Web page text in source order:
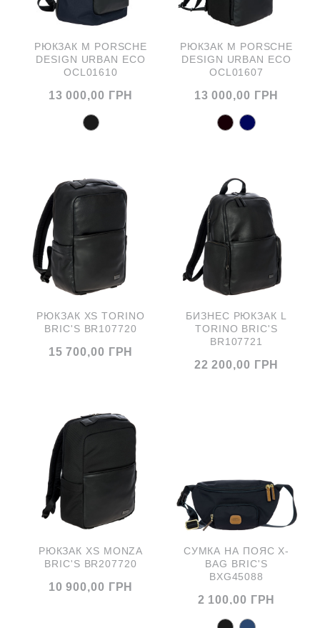
РЮКЗАК M PORSCHE
DESIGN URBAN ECO
OCL01610
13 000,00 ГРН
РЮКЗАК M PORSCHE
DESIGN URBAN ECO
OCL01607
13 000,00 ГРН
РЮКЗАК XS TORINO
BRIC'S BR107720
15 700,00 ГРН
БИЗНЕС РЮКЗАК L
TORINO BRIC'S
BR107721
22 200,00 ГРН
РЮКЗАК XS MONZA
BRIC'S BR207720
10 900,00 ГРН
СУМКА НА ПОЯС X-
BAG BRIC'S
BXG45088
2 100,00 ГРН